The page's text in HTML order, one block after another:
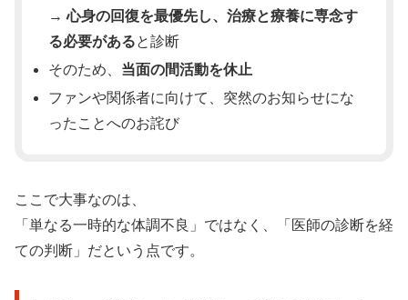
→心身の回復を最優先し、治療と療養に専念す
る必要があると診断
そのため、 当面の間活動を休止
ファンや関係者に向けて、突然のお知らせにな
ったことへのお詫び
ここで大事なのは、
「単なる一時的な体調不良」ではなく、「医師の診断を経
ての判断」だという点です。